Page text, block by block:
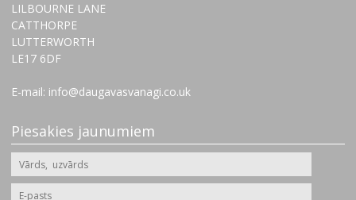
LILBOURNE LANE
CATTHORPE
LUTTERWORTH
‌LE17 6DF
E-mail: info@daugavasvanagi.co.uk
Piesakies jaunumiem